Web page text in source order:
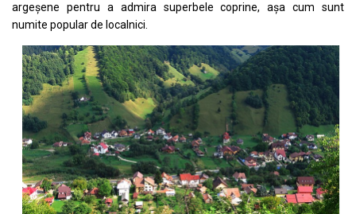
argeșene pentru a admira superbele coprine, așa cum sunt
numite popular de localnici.